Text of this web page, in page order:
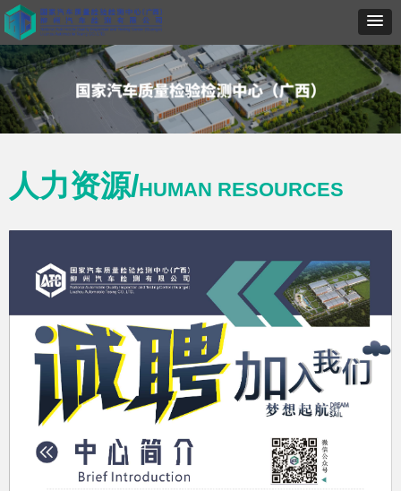
人力资源/HUMAN RESOURCES